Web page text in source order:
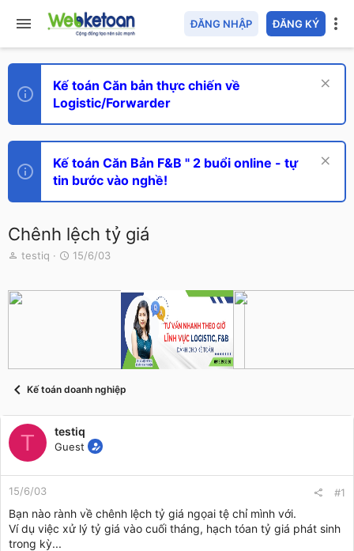
ĐĂNG NHẬP ĐĂNG KÝ
Kế toán Căn bản thực chiến về
Logistic/Forwarder
Kế toán Căn Bản F&B " 2 buổi online - tự
tin bước vào nghề!
Chênh lệch tỷ giá
T
e
a
r
testiq
N
15/6/03
Kế toán doanh nghiệp
T testiq
Guest
15/6/03 #1
Bạn nào rành về chênh lệch tỷ giá ngọai tệ chỉ mình với.
Ví dụ việc xử lý tỷ giá vào cuối tháng, hạch tóan tỷ giá phát sinh
trong kỳ...